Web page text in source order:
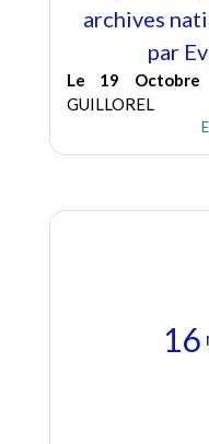
archives
par
Le 19 Octobre
GUILLOREL
16